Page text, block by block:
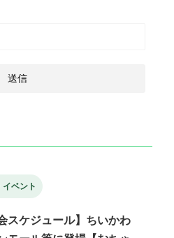
イベント
スケジュール】ちいかわ